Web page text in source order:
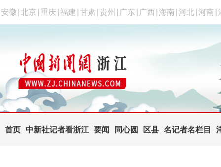
安徽 北京 重庆 福建 甘肃 贵州 广东 广西 海南 河北 河南
首页 中新社记者看浙江 要闻 同心圆 区县 名记者名栏目